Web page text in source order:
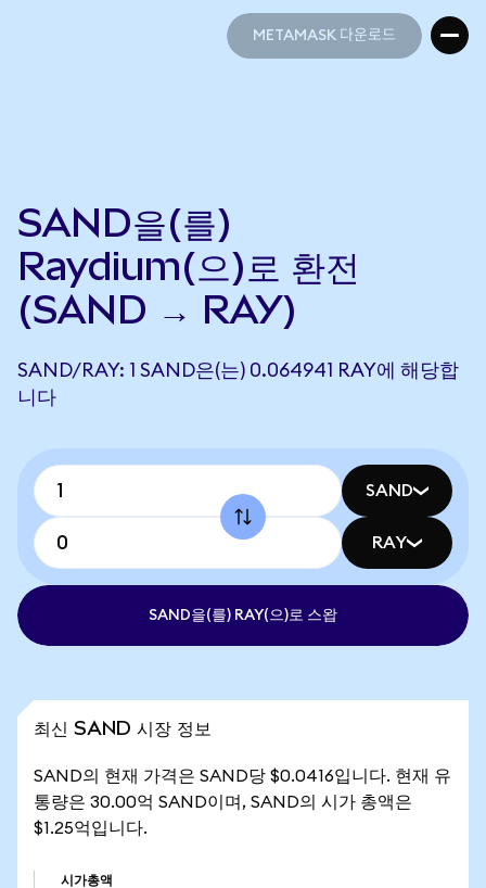
METAMASK 다운로드
SAND을(를)
Raydium(으)로 환전
(SAND → RAY)
SAND/RAY: 1 SAND은(는) 0.064941 RAY에 해당합
니다
SAND
RAY
SAND을(를) RAY(으)로 스왑
최신 SAND 시장 정보
SAND의 현재 가격은 SAND당 $0.0416입니다. 현재 유
통량은 30.00억 SAND이며, SAND의 시가 총액은
$1.25억입니다.
시가총액